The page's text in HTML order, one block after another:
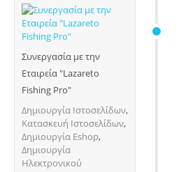
Συνεργασία με την
Εταιρεία "Lazareto
Fishing Pro"
Δημιουργία Ιστοσελίδων,
Κατασκευή Ιστοσελίδων,
Δημιουργία Eshop,
Δημιουργία
Ηλεκτρονικού